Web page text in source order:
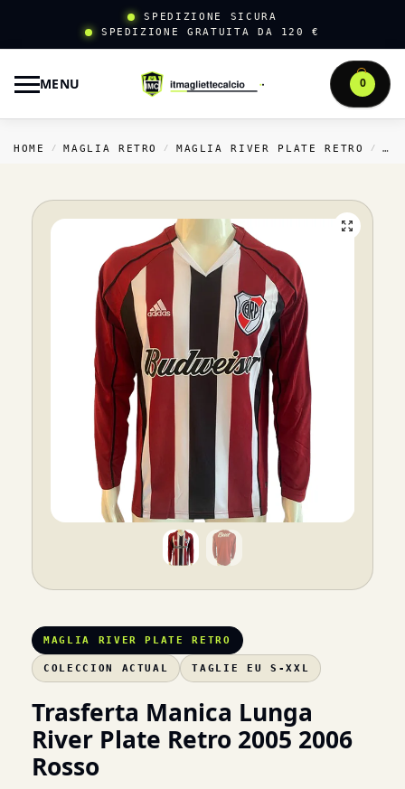
SPEDIZIONE SICURA
SPEDIZIONE GRATUITA DA 120 €
MENU 0
HOME / MAGLIA RETRO / MAGLIA RIVER PLATE RETRO /
MAGLIA RIVER PLATE RETRO
COLECCION ACTUAL TAGLIE EU S-XXL
Trasferta Manica Lunga
River Plate Retro 2005 2006
Rosso